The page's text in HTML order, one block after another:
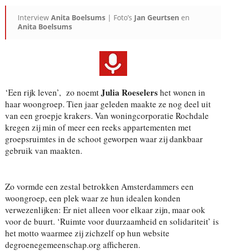
Interview Anita Boelsums | Foto’s Jan Geurtsen en
Anita Boelsums
‘Een rijk leven’, zo noemtJulia Roeselers het wonen in
haar woongroep. Tien jaar geleden maakte ze nog deel uit
van een groepje krakers. Van woningcorporatie Rochdale
kregen zij min of meer een reeks appartementen met
groepsruimtes in de schoot geworpen waar zij dankbaar
gebruik van maakten.
Zo vormde een zestal betrokken Amsterdammers een
woongroep, een plek waar ze hun idealen konden
verwezenlijken: Er niet alleen voor elkaar zijn, maar ook
voor de buurt. ‘Ruimte voor duurzaamheid en solidariteit’ is
het motto waarmee zij zichzelf op hun website
degroenegemeenschap.org afficheren.